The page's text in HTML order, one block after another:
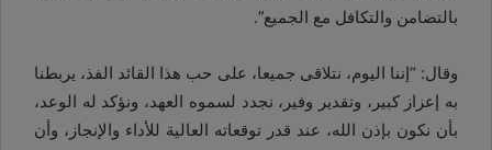
بالتضامن والتكافل مع الجميع”.
وقال: “إننا اليوم، نتلاقى جميعا، على حب هذا القائد الفذ، يربطنا
به إعزاز كبير، وتقدير وفير، نجدد لسموه العهد، ونؤكد له الوعد،
بأن نكون بإذن الله، عند قدر توقعاته العالية للأداء والإنجاز، وأن